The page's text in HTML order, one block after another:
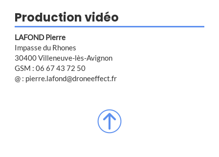
Production vidéo
LAFOND Pierre
Impasse du Rhones
30400 Villeneuve-lès-Avignon
GSM : 06 67 43 72 50
@ : pierre.lafond@droneeffect.fr